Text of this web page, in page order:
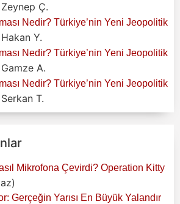
Zeynep Ç.
Nedir? Türkiye’nin Yeni Jeopolitik
Hakan Y.
Nedir? Türkiye’nin Yeni Jeopolitik
Gamze A.
Nedir? Türkiye’nin Yeni Jeopolitik
Serkan T.
Mikrofona Çevirdi? Operation Kitty
Gerçeğin Yarısı En Büyük Yalandır